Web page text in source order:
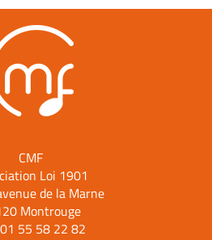
CMF
Loi 1901
de la Marne
Montrouge
01 55 58 22 82